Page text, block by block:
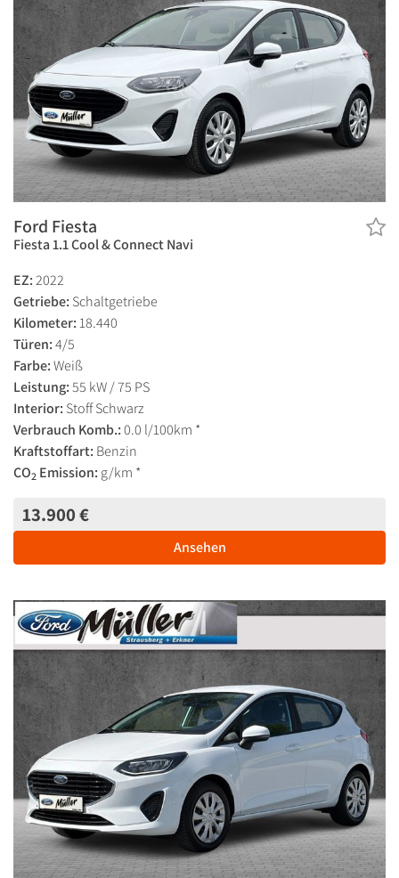
Ford Fiesta
Fiesta 1.1 Cool & Connect Navi
EZ:2022
Getriebe: Schaltgetriebe
Kilometer: 18.440
Türen:4/5
Farbe:Weiß
Leistung:55 kW / 75 PS
Interior: Stoff Schwarz
Verbrauch Komb.:0.0 l/100km *
Kraftstoffart: Benzin
CO2 Emission: g/km *
13.900 €
Ansehen